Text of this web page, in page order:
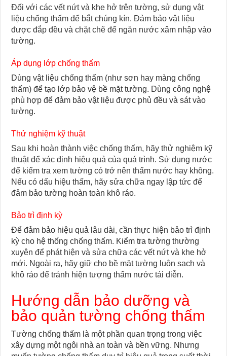
Đối với các vết nứt và khe hở trên tường, sử dụng vật
liệu chống thấm để bắt chúng kín. Đảm bảo vật liệu
được đắp đều và chặt chẽ để ngăn nước xâm nhập vào
tường.
Áp dụng lớp chống thấm
Dùng vật liệu chống thấm (như sơn hay màng chống
thấm) để tạo lớp bảo vệ bề mặt tường. Dùng công nghệ
phù hợp để đảm bảo vật liệu được phủ đều và sát vào
tường.
Thử nghiệm kỹ thuật
Sau khi hoàn thành việc chống thấm, hãy thử nghiệm kỹ
thuật để xác định hiệu quả của quá trình. Sử dụng nước
để kiểm tra xem tường có trở nên thấm nước hay không.
Nếu có dấu hiệu thấm, hãy sửa chữa ngay lập tức để
đảm bảo tường hoàn toàn khô ráo.
Bảo trì định kỳ
Để đảm bảo hiệu quả lâu dài, cần thực hiện bảo trì định
kỳ cho hệ thống chống thấm. Kiểm tra tường thường
xuyên để phát hiện và sửa chữa các vết nứt và khe hở
mới. Ngoài ra, hãy giữ cho bề mặt tường luôn sạch và
khô ráo để tránh hiện tượng thấm nước tái diễn.
Hướng dẫn bảo dưỡng và
bảo quản tường chống thấm
Tường chống thấm là một phần quan trọng trong việc
xây dựng một ngôi nhà an toàn và bền vững. Nhưng